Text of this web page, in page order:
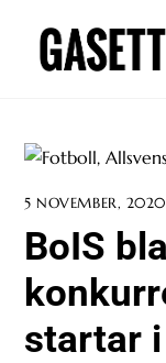
content
5 NOVEMBER, 2020
BoIS
startar